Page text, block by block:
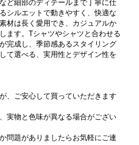
ど細部のディテールまで丁寧に仕
シルエットで動きやすく、快適な
材は長く愛用でき、カジュアルか
ます。Tシャツやシャツと合わせる
完成し、季節感あるスタイリング
て選べる、実用性とデザイン性を
、ご安心して買っていただきます
実物と色味が異なる場合がござい
問題がありましたらお気軽にご連